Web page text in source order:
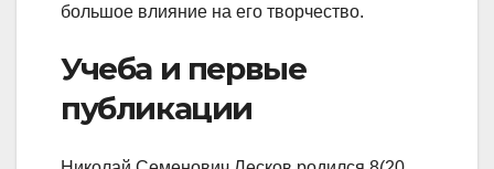
большое влияние на его творчество.
Учеба и первые
публикации